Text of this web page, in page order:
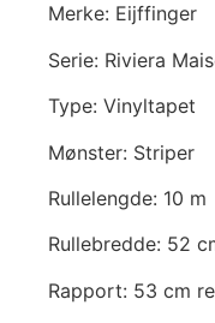
Merke: Eijffinger
Serie: Riviera
Type: Vinyltapet
Mønster: Striper
Rullelengde: 10 m
Rullebredde: 52
Rapport: 53 cm